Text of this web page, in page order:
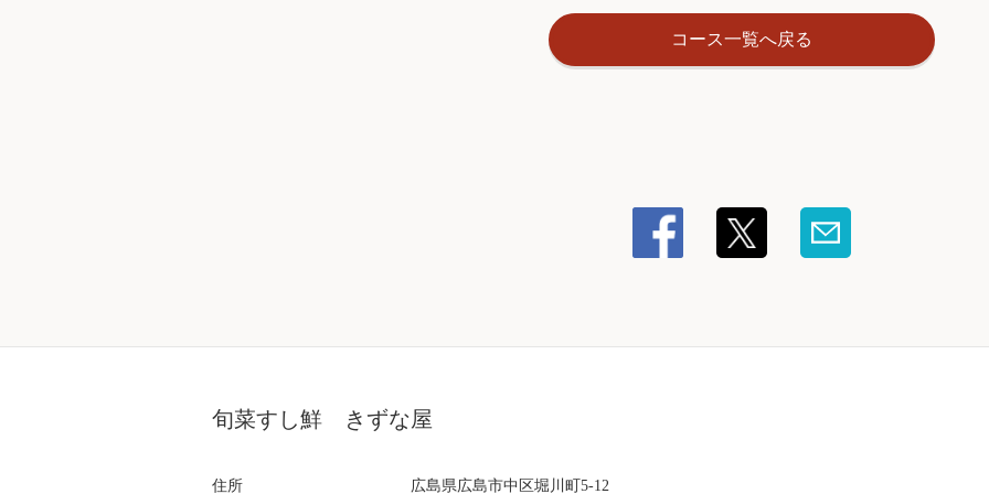
コース一覧へ戻る
旬菜すし鮮 きずな屋
住所 広島県広島市中区堀川町5-12